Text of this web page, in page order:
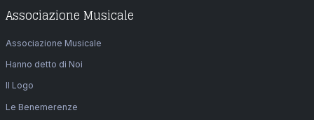
Associazione Musicale
Associazione Musicale
Hanno detto di Noi
Il Logo
Le Benemerenze